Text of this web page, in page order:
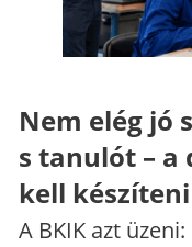
Nem elég jó
s tanulót – a
kell
A BKIK azt